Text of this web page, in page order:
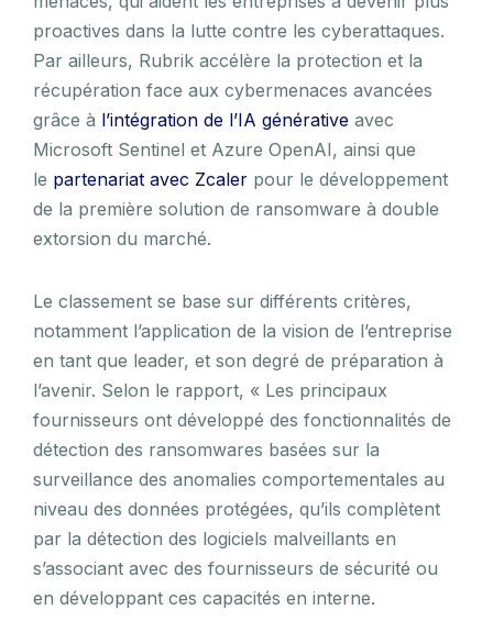
proactives dans la lutte contre les cyberattaques.
Par ailleurs, Rubrik accélère la protection et la
récupération face aux cybermenaces avancées
grâce à l’intégration de l’IA générative avec
Microsoft Sentinel et Azure OpenAI, ainsi que
le partenariat avec Zcaler pour le développement
de la première solution de ransomware à double
extorsion du marché.
Le classement se base sur différents critères,
notamment l’application de la vision de l’entreprise
en tant que leader, et son degré de préparation à
l’avenir. Selon le rapport, « Les principaux
fournisseurs ont développé des fonctionnalités de
détection des ransomwares basées sur la
surveillance des anomalies comportementales au
niveau des données protégées, qu’ils complètent
par la détection des logiciels malveillants en
s’associant avec des fournisseurs de sécurité ou
en développant ces capacités en interne.